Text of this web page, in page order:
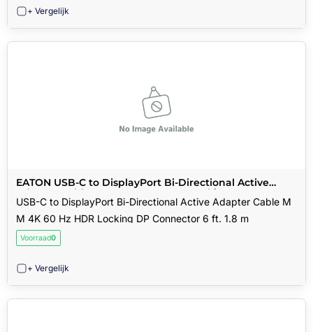
+ Vergelijk
EATON USB-C to DisplayPort Bi-Directional Active
Adapter Cable M M 4K 60 Hz HDR Locking DP
Connector 6 ft. 1.8 m
USB-C to DisplayPort Bi-Directional Active Adapter Cable M
M 4K 60 Hz HDR Locking DP Connector 6 ft. 1.8 m
Voorraad0
+ Vergelijk